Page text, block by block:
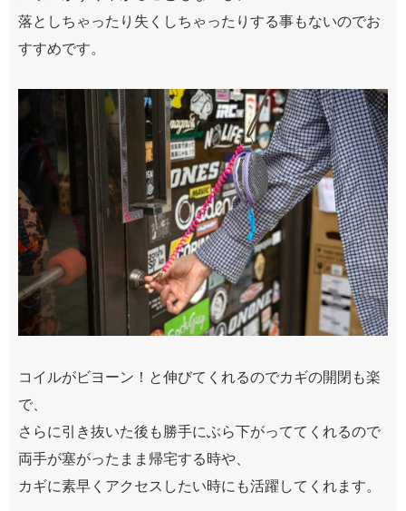
落としちゃったり失くしちゃったりする事もないのでお
すすめです。
コイルがビヨーン！と伸びてくれるのでカギの開閉も楽
で、
さらに引き抜いた後も勝手にぶら下がっててくれるので
両手が塞がったまま帰宅する時や、
カギに素早くアクセスしたい時にも活躍してくれます。